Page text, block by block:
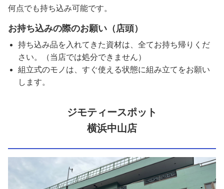
何点でも持ち込み可能です。
お持ち込みの際のお願い（店頭）
持ち込み品を入れてきた資材は、全てお持ち帰りくだ
さい。（当店では処分できません）
組立式のモノは、すぐ使える状態に組み立てをお願い
します。
ジモティースポット
横浜中山店